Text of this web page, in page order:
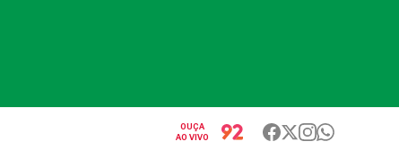
OUÇA
AO VIVO